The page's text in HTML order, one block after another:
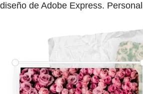
diseño de Adobe Express.